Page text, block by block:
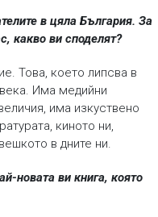
в цяла България. За
какво ви споделят?
Това, което липсва в
Има медийни
има изкуствено
киното ни,
в дните ни.
новата ви книга, която